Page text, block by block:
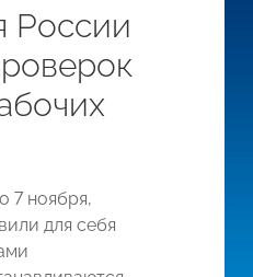
России
7 ноября,
для себя